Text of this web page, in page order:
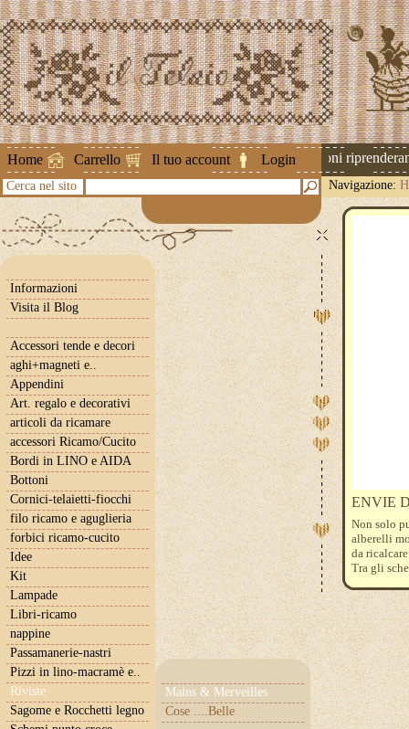
Home Carrello Il tuo account Login
Attenzione ! Le spedizioni
Cerca nel sito Navigazione:
Informazioni
Visita il Blog
Accessori tende e decori
aghi+magneti e..
Appendini
Art. regalo e decorativi
articoli da ricamare
accessori Ricamo/Cucito
Bordi in LINO e AIDA
Bottoni
Cornici-telaietti-fiocchi
filo ricamo e aguglieria
forbici ricamo-cucito
Idee
Kit
Lampade
Libri-ricamo
nappine
Passamanerie-nastri
Pizzi in lino-macramè e..
Riviste
Mains & Merveilles
Cose ....Belle
Sagome e Rocchetti legno
ENVIE
Non solo
alberelli
da
Tra gli